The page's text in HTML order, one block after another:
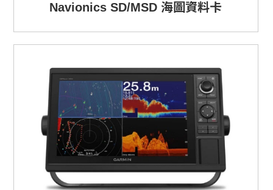
Navionics SD/MSD 海圖資料卡